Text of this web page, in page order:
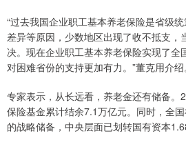
“过去我国企业职工基本养老保险是省级
差异等原因，少数地区出现了收不抵支，
决。现在企业职工基本养老保险实现了全
对困难省份的支持更加有力。”董克用介绍。
专家表示，从长远看，养老金还有储备。
保险基金累计结余7.1万亿元。同时，全
的战略储备，中央层面已划转国有资本